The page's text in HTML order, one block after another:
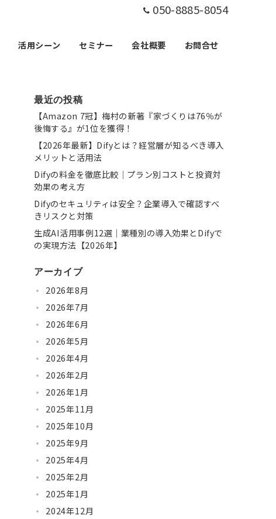
050-8885-8054
活用シーン セミナー 会社概要 お問合せ
最近の投稿
【Amazon 7冠】梅村の新著『家づくりは76％が
後悔する』が1位を獲得！
【2026年最新】Difyとは？経営層が知るべき導入
メリットと活用法
Difyの料金を徹底比較｜プラン別コストと投資対
効果の考え方
Difyのセキュリティは安全？企業導入で確認すべ
きリスクと対策
生成AI活用事例12選｜業種別の導入効果とDifyで
の実現方法【2026年】
アーカイブ
2026年8月
2026年7月
2026年6月
2026年5月
2026年4月
2026年2月
2026年1月
2025年11月
2025年10月
2025年9月
2025年4月
2025年2月
2025年1月
2024年12月